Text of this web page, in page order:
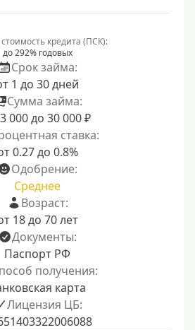
кредита (ПСК):
до 292% годовых
Срок займа:
1 до 30 дней
Сумма займа:
000 до 30 000 ₽
ставка:
0.27 до 0.8%
Одобрение:
Среднее
Возраст:
18 до 70 лет
Документы:
Паспорт РФ
получения:
карта
Лицензия ЦБ: